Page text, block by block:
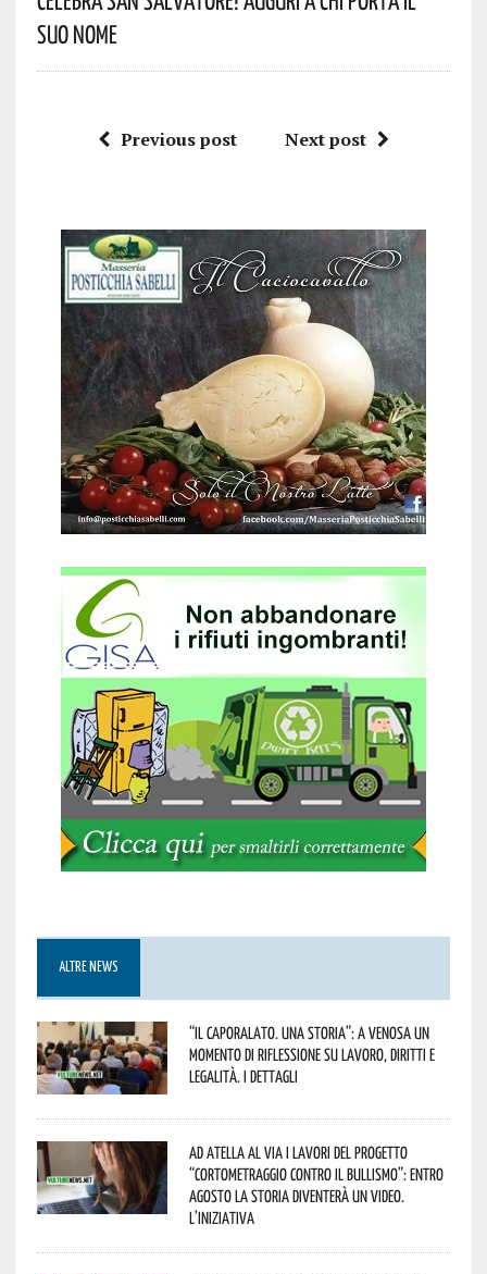
Suo Nome
Previous post Next post
ALTRE NEWS
“Il caporalato. Una storia”: a Venosa un
momento di riflessione su lavoro, diritti e
legalità. I dettagli
Ad Atella al via i lavori del progetto
“Cortometraggio contro il bullismo”: entro
agosto la storia diventerà un video.
L’iniziativa